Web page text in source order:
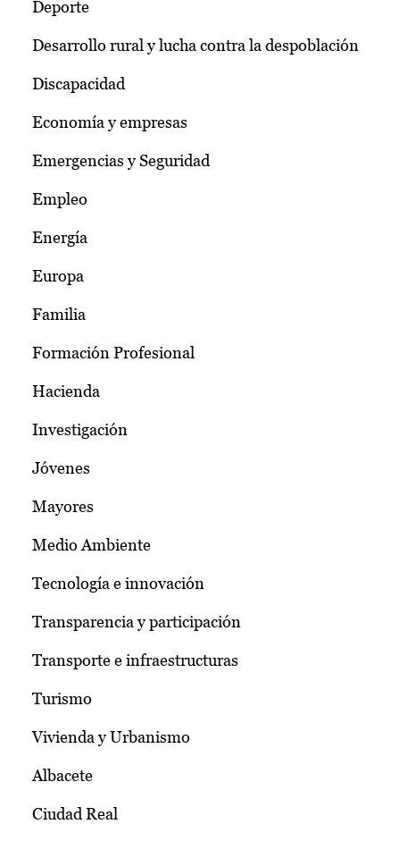
Deporte
Desarrollo rural y lucha contra la despoblación
Discapacidad
Economía y empresas
Emergencias y Seguridad
Empleo
Energía
Europa
Familia
Formación Profesional
Hacienda
Investigación
Jóvenes
Mayores
Medio Ambiente
Tecnología e innovación
Transparencia y participación
Transporte e infraestructuras
Turismo
Vivienda y Urbanismo
Albacete
Ciudad Real